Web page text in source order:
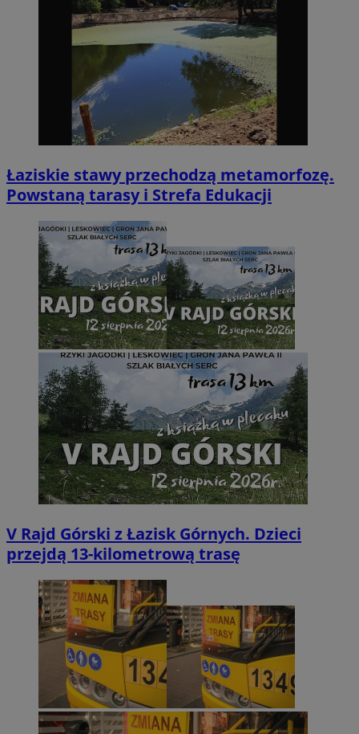
Łaziskie stawy przechodzą metamorfozę.
Powstaną tarasy i Strefa Edukacji
V Rajd Górski z Łazisk Górnych. Dzieci
przejdą 13-kilometrową trasę